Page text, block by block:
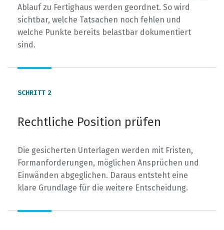
Ablauf zu Fertighaus werden geordnet. So wird
sichtbar, welche Tatsachen noch fehlen und
welche Punkte bereits belastbar dokumentiert
sind.
2
Rechtliche Position prüfen
Die gesicherten Unterlagen werden mit Fristen,
Formanforderungen, möglichen Ansprüchen und
Einwänden abgeglichen. Daraus entsteht eine
klare Grundlage für die weitere Entscheidung.